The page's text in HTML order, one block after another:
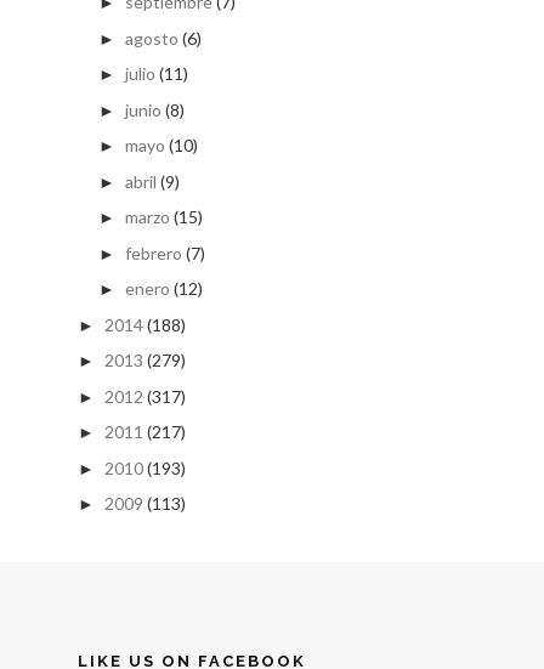
► agosto (6)
► julio (11)
► junio (8)
► mayo (10)
► abril (9)
► marzo (15)
► febrero (7)
► enero (12)
► 2014(188)
► 2013 (279)
► 2012 (317)
► 2011 (217)
► 2010(193)
► 2009 (113)
LIKE US ON FACEBOOK